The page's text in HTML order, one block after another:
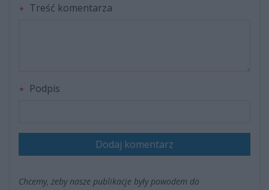
Treść komentarza
Podpis
Dodaj komentarz
Chcemy, żeby nasze publikacje były powodem do